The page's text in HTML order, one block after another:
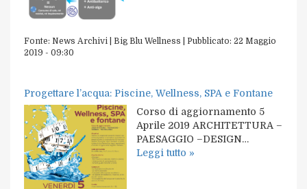
Fonte: News Archivi | Big Blu Wellness Pubblicato: 22 Maggio
2019 - 09:30
Progettare l’acqua: Piscine, Wellness, SPA e Fontane
Corso di aggiornamento 5
Aprile 2019 ARCHITETTURA –
PAESAGGIO –DESIGN…
Leggi tutto »